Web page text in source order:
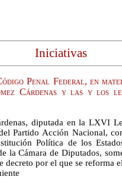
Iniciativas
Penal Federal, en
Cárdenas y las y los
diputada en la LXVI
Partido Acción Nacional,
Política de los
la Cámara de Diputados,
por el que se reforma